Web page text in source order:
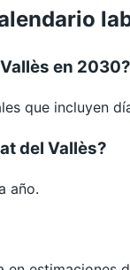
en 2030?
que incluyen
del Vallès?
año.